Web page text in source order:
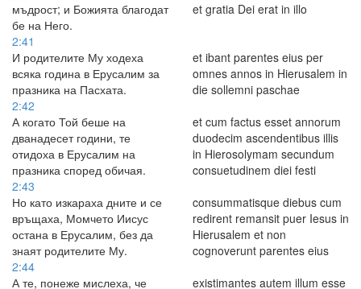
мъдрост; и Божията благодат
бе на Него.
et gratia Dei erat in illo
2:41
И родителите Му ходеха
всяка година в Ерусалим за
празника на Пасхата.
et ibant parentes eius per
omnes annos in Hierusalem in
die sollemni paschae
2:42
А когато Той беше на
дванадесет години, те
отидоха в Ерусалим на
празника според обичая.
et cum factus esset annorum
duodecim ascendentibus illis
in Hierosolymam secundum
consuetudinem diei festi
2:43
Но като изкараха дните и се
връщаха, Момчето Иисус
остана в Ерусалим, без да
знаят родителите Му.
consummatisque diebus cum
redirent remansit puer Iesus in
Hierusalem et non
cognoverunt parentes eius
2:44
А те, понеже мислеха, че
existimantes autem illum esse